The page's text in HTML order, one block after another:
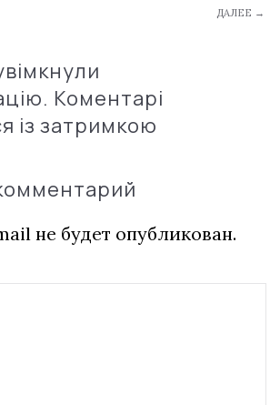
ДАЛЕЕ →
Коментарі
із затримкою
не будет опубликован.